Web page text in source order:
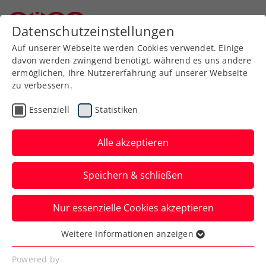
Die Referate des NÖTV
Disziplinarreferat
Die NÖTV-Referate sind
zuständig für die Vernetzung
Datenschutzeinstellungen
Auf unserer Webseite werden Cookies verwendet. Einige
davon werden zwingend benötigt, während es uns andere
ermöglichen, Ihre Nutzererfahrung auf unserer Webseite
zu verbessern.
Essenziell Statistiken
Alle akzeptieren
Speichern & schließen
Nur essenzielle Cookies akzeptieren
Essenziell
Essenzielle Cookies werden für grundlegende
Weitere Informationen anzeigen
Powered by